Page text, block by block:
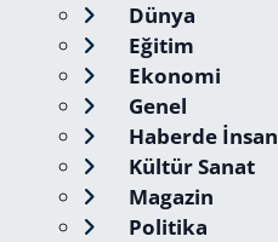
Dünya
Eğitim
Ekonomi
Genel
Haberde İnsan
Kültür Sanat
Magazin
Politika